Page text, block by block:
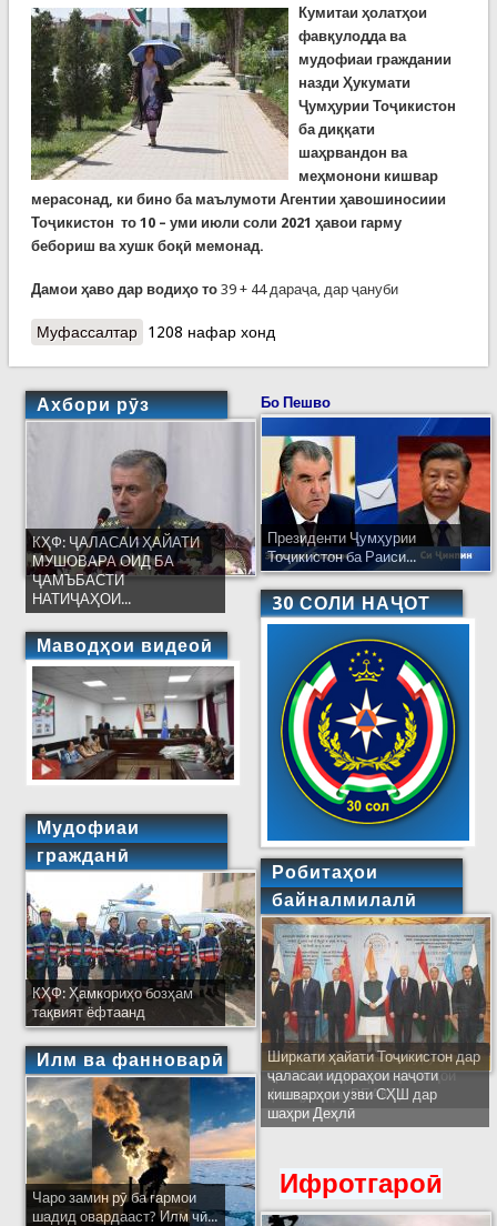
Кумитаи ҳолатҳои
фавқулодда ва
мудофиаи граждании
назди Ҳукумати
Ҷумҳурии Тоҷикистон
ба диққати
шаҳрвандон ва
меҳмонони кишвар
мерасонад, ки бино ба маълумоти Агентии ҳавошиносиии
Тоҷикистон то 10 – уми июли соли 2021 ҳавои гарму
бебориш ва хушк боқӣ мемонад.
Дамои ҳаво дар водиҳо то 39 + 44 дараҷа, дар ҷануби
Муфассалтаро Ҳушдори Кумитаи ҳолатҳои фавқулодда!
1208 нафар хонд
Ахбори рӯз
КҲФ: ҶАЛАСАИ ҲАЙАТИ
МУШОВАРА ОИД БА
ҶАМЪБАСТИ
НАТИҶАҲОИ...
Маводҳои видеоӣ
Мудофиаи
гражданӣ
КҲФ: Ҳамкориҳо бозҳам
тақвият ёфтаанд
Илм ва фанноварӣ
Чаро замин рӯ ба гармои
шадид овардааст? Илм чӣ...
Бо Пешво
Президенти Ҷумҳурии
Тоҷикистон ба Раиси...
30 СОЛИ НАҶОТ
Робитаҳои
байналмилалӣ
Ширкати ҳайати Тоҷикистон дар
ҷаласаи идораҳои наҷоти
кишварҳои узви СҲШ дар
шаҳри Деҳлӣ
Ифротгароӣ